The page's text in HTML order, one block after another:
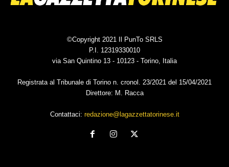
©Copyright 2021 Il PunTo SRLS
P.I. 12319330010
via San Quintino 13 - 10123 - Torino, Italia
Registrata al Tribunale di Torino n. cronol. 23/2021 del 15/04/2021
Direttore: M. Racca
Contattaci: redazione@lagazzettatorinese.it